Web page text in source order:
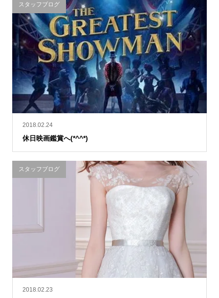
2018.02.24
休日映画鑑賞へ(*^^*)
スタッフブログ
2018.02.23
スタッフブログ